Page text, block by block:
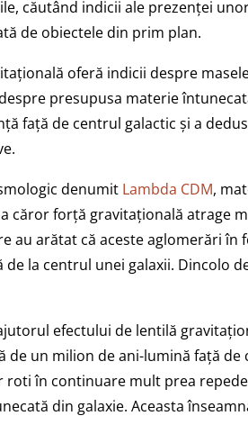
căutând indicii ale prezenței
de obiectele din prim plan.
oferă indicii despre
presupusa materie
față de centrul galactic și a
denumit Lambda CDM,
căror forță gravitațională atrage
au arătat că aceste aglomerări în
de la centrul unei galaxii. Dincolo
efectului de lentilă
de un milion de ani-lumină față
roti în continuare mult prea
din galaxie. Aceasta